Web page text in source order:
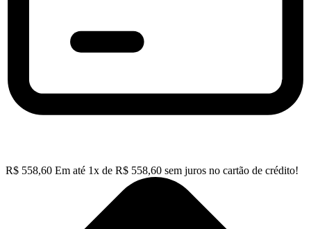
R$ 558,60 Em até 1x de R$ 558,60 sem juros no cartão de crédito!